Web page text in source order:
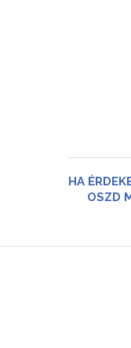
HA
OSZD